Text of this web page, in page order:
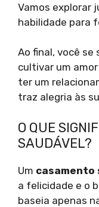
Vamos explorar
habilidade para
Ao final, você se
cultivar um
ter um
traz alegria às
O QUE
SAUDÁVEL?
Um casamento
a felicidade e o
baseia apenas